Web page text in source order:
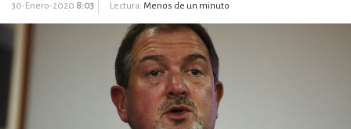
30-Enero-2020 8:03 Lectura: Menos de un minuto